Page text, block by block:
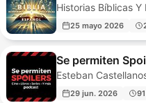
Historias Bíblicas
25 mayo 2026
Se permiten
Esteban
29 jun. 2026